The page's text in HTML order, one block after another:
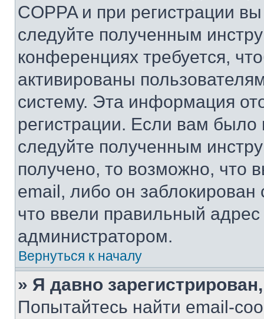
COPPA и при регистрации
следуйте полученным
конференциях требуется,
активированы
систему. Эта информация
регистрации. Если вам
следуйте полученным
получено, то возможно, что
email, либо он
что ввели правильный адрес
администратором.
Вернуться к началу
» Я давно
Попытайтесь найти email-